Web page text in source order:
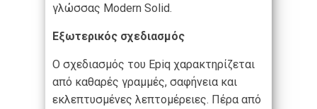
γλώσσας Modern Solid.
Εξωτερικός σχεδιασμός
Ο σχεδιασμός του Epiq χαρακτηρίζεται
από καθαρές γραμμές, σαφήνεια και
εκλεπτυσμένες λεπτομέρειες. Πέρα από